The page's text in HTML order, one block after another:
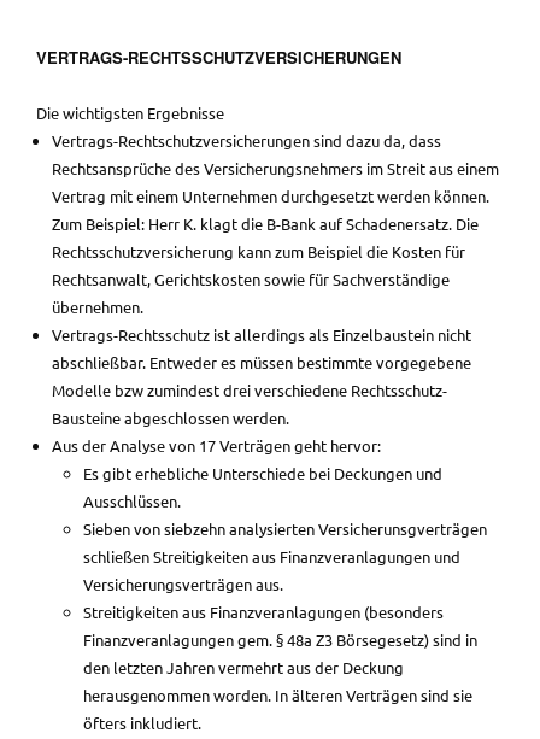
VERTRAGS-RECHTSSCHUTZVERSICHERUNGEN
Die wichtigsten Ergebnisse
Vertrags-Rechtschutzversicherungen sind dazu da, dass
Rechtsansprüche des Versicherungsnehmers im Streit aus einem
Vertrag mit einem Unternehmen durchgesetzt werden können.
Zum Beispiel: Herr K. klagt die B-Bank auf Schadenersatz. Die
Rechtsschutzversicherung kann zum Beispiel die Kosten für
Rechtsanwalt, Gerichtskosten sowie für Sachverständige
übernehmen.
Vertrags-Rechtsschutz ist allerdings als Einzelbaustein nicht
abschließbar. Entweder es müssen bestimmte vorgegebene
Modelle bzw zumindest drei verschiedene Rechtsschutz-
Bausteine abgeschlossen werden.
Aus der Analyse von 17 Verträgen geht hervor:
Es gibt erhebliche Unterschiede bei Deckungen und
Ausschlüssen.
Sieben von siebzehn analysierten Versicherunsgverträgen
schließen Streitigkeiten aus Finanzveranlagungen und
Versicherungsverträgen aus.
Streitigkeiten aus Finanzveranlagungen (besonders
Finanzveranlagungen gem. § 48a Z3 Börsegesetz) sind in
den letzten Jahren vermehrt aus der Deckung
herausgenommen worden. In älteren Verträgen sind sie
öfters inkludiert.